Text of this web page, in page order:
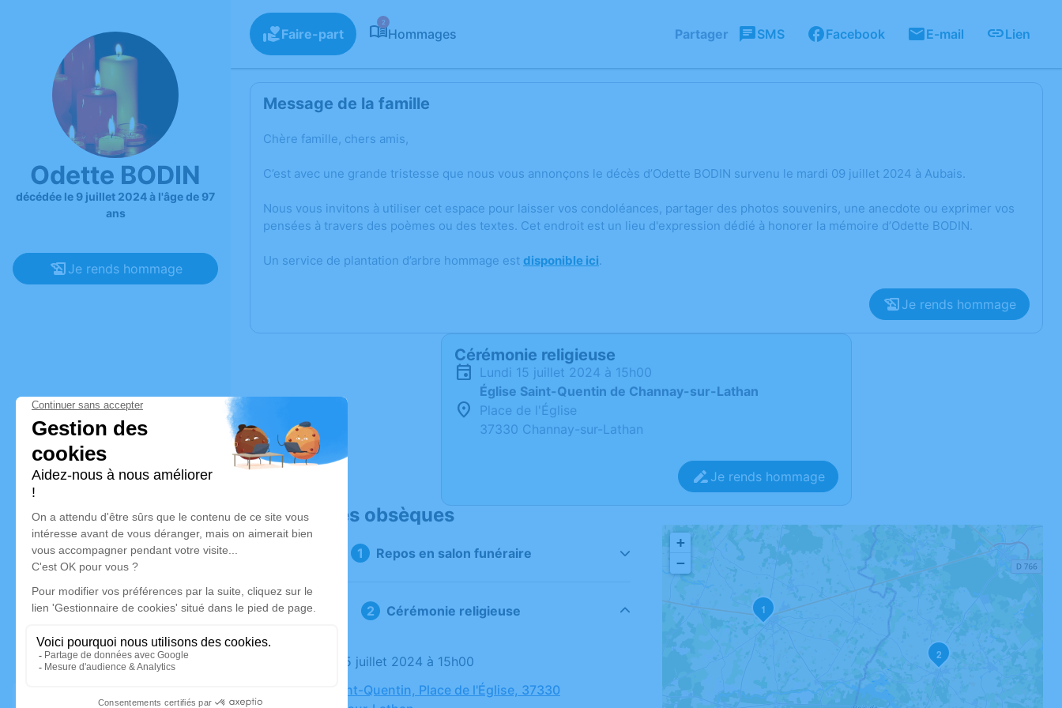
Odette BODIN
décédée le 9 juillet 2024 à l'âge de 97
ans
Je rends hommage
Faire-part
2
Hommages Partager SMS Facebook E-mail Lien
Message de la famille
Chère famille, chers amis,
C’est avec une grande tristesse que nous vous annonçons le décès d’Odette BODIN survenu le mardi 09 juillet 2024 à Aubais.
Nous vous invitons à utiliser cet espace pour laisser vos condoléances, partager des photos souvenirs, une anecdote ou exprimer vos
pensées à travers des poèmes ou des textes. Cet endroit est un lieu d'expression dédié à honorer la mémoire d’Odette BODIN.
Un service de plantation d’arbre hommage est disponible ici.
Je rends hommage
Cérémonie religieuse
lundi 15 juillet 2024 à 15h00
Église Saint-Quentin de Channay-sur-Lathan
Place de l'Église
37330 Channay-sur-Lathan
Je rends hommage
Déroulé des obsèques
Repos en salon funéraire
Cérémonie religieuse
Le lundi 15 juillet 2024 à 15h00
Église Saint-Quentin, Place de l'Église, 37330
1
2
+
−